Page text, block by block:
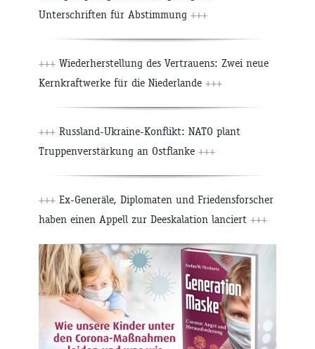
Unterschriften für Abstimmung +++
+++ Wiederherstellung des Vertrauens: Zwei neue
Kernkraftwerke für die Niederlande +++
+++ Russland-Ukraine-Konflikt: NATO plant
Truppenverstärkung an Ostflanke +++
+++ Ex-Generäle, Diplomaten und Friedensforscher
haben einen Appell zur Deeskalation lanciert +++